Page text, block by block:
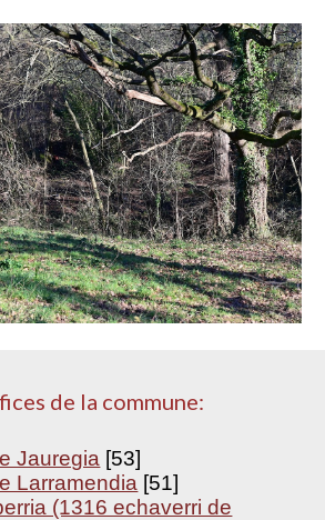
de la commune:
Jauregia [53]
Larramendia [51]
(1316 echaverri de